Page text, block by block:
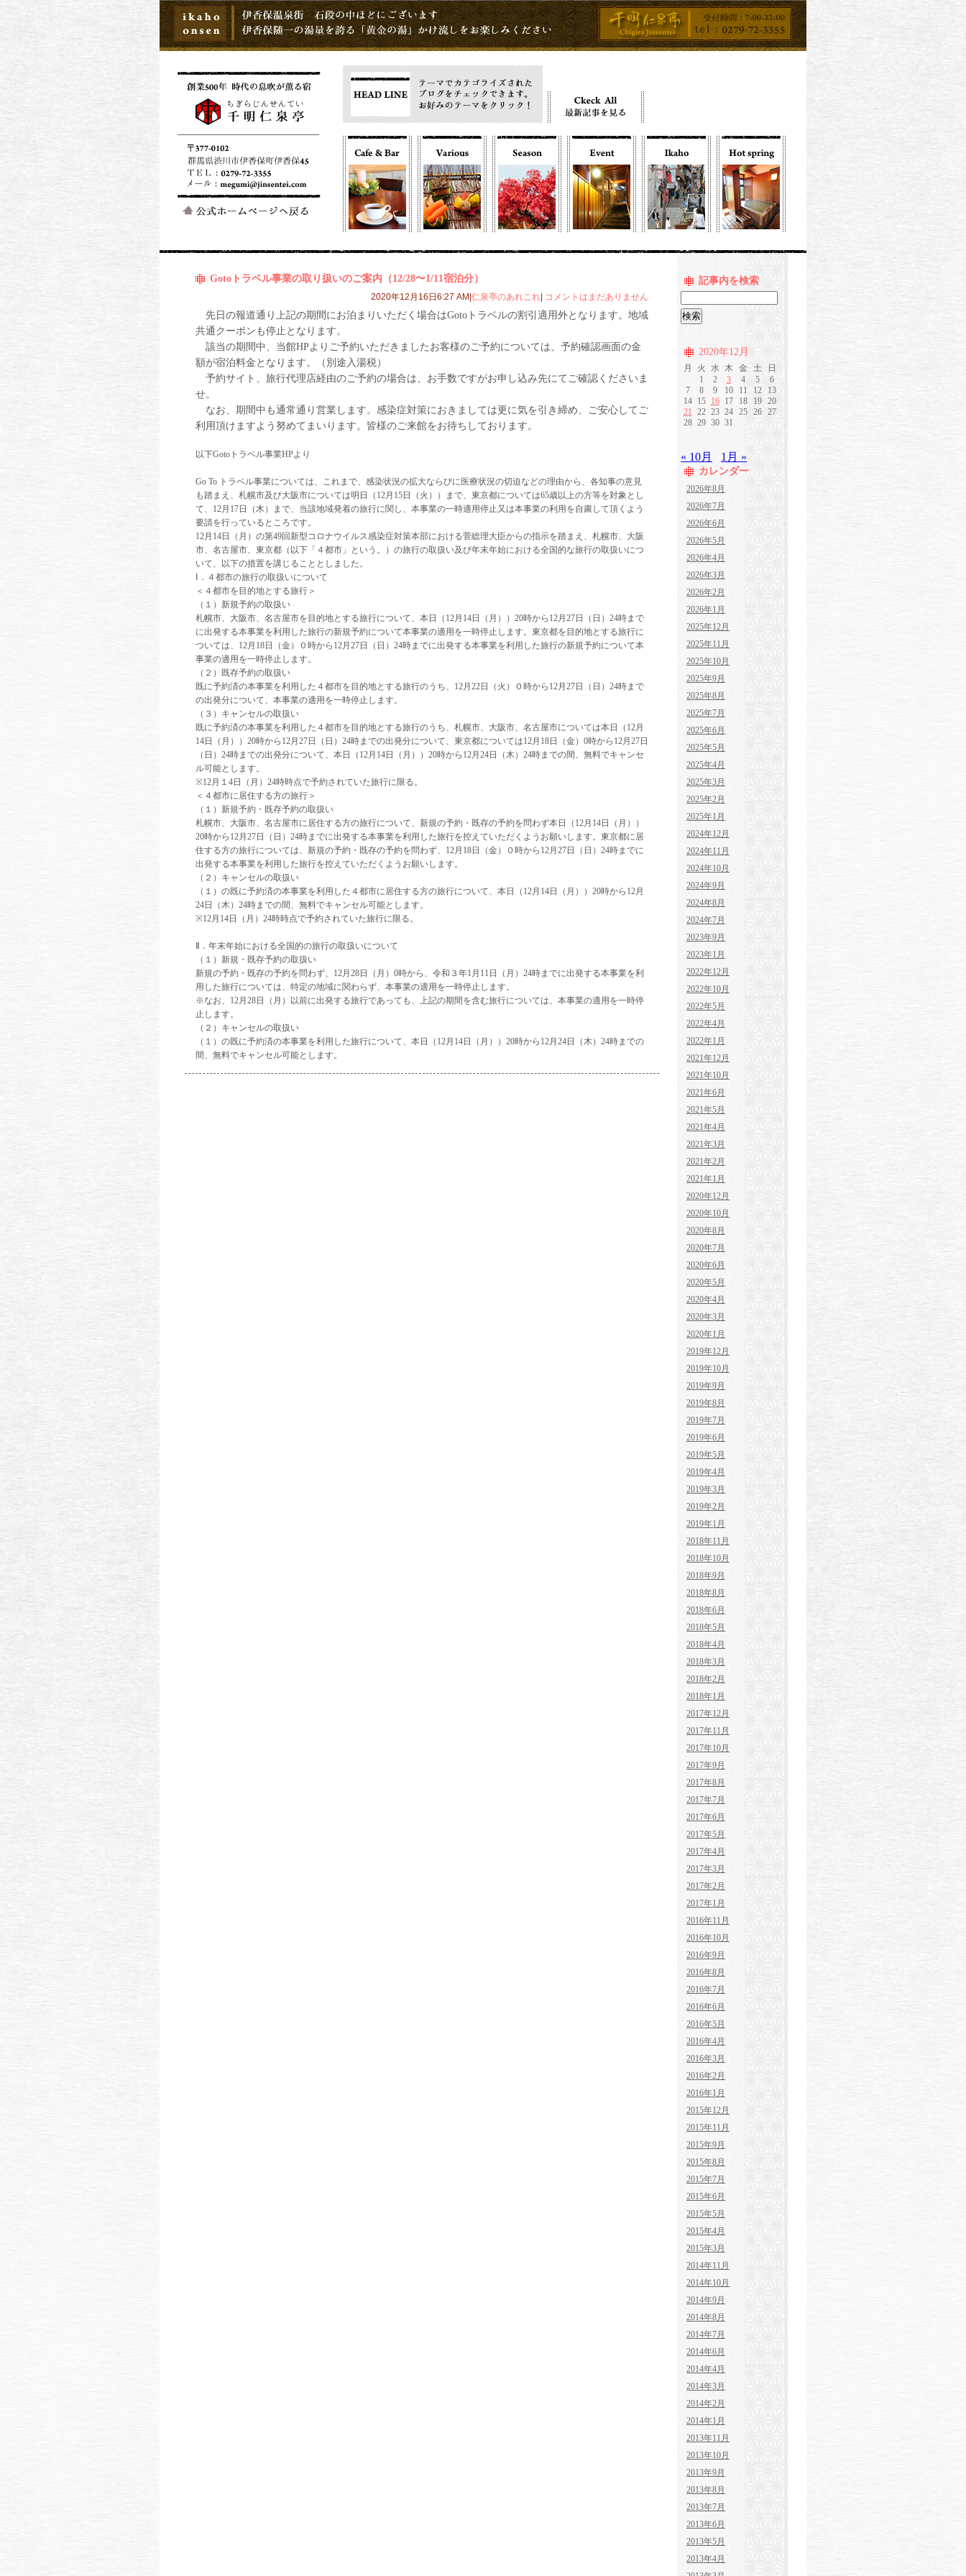
Gotoトラベル事業の取り扱いのご案内（12/28〜1/11宿泊分）
2020年12月16日6:27 AM| 仁泉亭のあれこれ コメントはまだありません
先日の報道通り上記の期間にお泊まりいただく場合はGotoトラベルの割引適用外となります。地域
共通クーポンも停止となります。
該当の期間中、当館HPよりご予約いただきましたお客様のご予約については、予約確認画面の金
額が宿泊料金となります。（別途入湯税）
予約サイト、旅行代理店経由のご予約の場合は、お手数ですがお申し込み先にてご確認くださいま
せ。
なお、期間中も通常通り営業します。感染症対策におきましては更に気を引き締め、ご安心してご
利用頂けますよう努めてまいります。皆様のご来館をお待ちしております。
以下Gotoトラベル事業HPより
Go To トラベル事業については、これまで、感染状況の拡大ならびに医療状況の切迫などの理由から、各知事の意見
も踏まえ、札幌市及び大阪市については明日（12月15日（火））まで、東京都については65歳以上の方等を対象とし
て、12月17日（木）まで、当該地域発着の旅行に関し、本事業の一時適用停止又は本事業の利用を自粛して頂くよう
要請を行っているところです。
12月14日（月）の第49回新型コロナウイルス感染症対策本部における菅総理大臣からの指示を踏まえ、札幌市、大阪
市、名古屋市、東京都（以下「４都市」という。）の旅行の取扱い及び年末年始における全国的な旅行の取扱いにつ
いて、以下の措置を講じることとしました。
Ⅰ．４都市の旅行の取扱いについて
＜４都市を目的地とする旅行＞
（１）新規予約の取扱い
札幌市、大阪市、名古屋市を目的地とする旅行について、本日（12月14日（月））20時から12月27日（日）24時まで
に出発する本事業を利用した旅行の新規予約について本事業の適用を一時停止します。東京都を目的地とする旅行に
ついては、12月18日（金）０時から12月27日（日）24時までに出発する本事業を利用した旅行の新規予約について本
事業の適用を一時停止します。
（２）既存予約の取扱い
既に予約済の本事業を利用した４都市を目的地とする旅行のうち、12月22日（火）０時から12月27日（日）24時まで
の出発分について、本事業の適用を一時停止します。
（３）キャンセルの取扱い
既に予約済の本事業を利用した４都市を目的地とする旅行のうち、札幌市、大阪市、名古屋市については本日（12月
14日（月））20時から12月27日（日）24時までの出発分について、東京都については12月18日（金）0時から12月27日
（日）24時までの出発分について、本日（12月14日（月））20時から12月24日（木）24時までの間、無料でキャンセ
ル可能とします。
※12月１4日（月）24時時点で予約されていた旅行に限る。
＜４都市に居住する方の旅行＞
（１）新規予約・既存予約の取扱い
札幌市、大阪市、名古屋市に居住する方の旅行について、新規の予約・既存の予約を問わず本日（12月14日（月））
20時から12月27日（日）24時までに出発する本事業を利用した旅行を控えていただくようお願いします。東京都に居
住する方の旅行については、新規の予約・既存の予約を問わず、12月18日（金）０時から12月27日（日）24時までに
出発する本事業を利用した旅行を控えていただくようお願いします。
（２）キャンセルの取扱い
（１）の既に予約済の本事業を利用した４都市に居住する方の旅行について、本日（12月14日（月））20時から12月
24日（木）24時までの間、無料でキャンセル可能とします。
※12月14日（月）24時時点で予約されていた旅行に限る。
Ⅱ．年末年始における全国的の旅行の取扱いについて
（１）新規・既存予約の取扱い
新規の予約・既存の予約を問わず、12月28日（月）0時から、令和３年1月11日（月）24時までに出発する本事業を利
用した旅行については、特定の地域に関わらず、本事業の適用を一時停止します。
※なお、12月28日（月）以前に出発する旅行であっても、上記の期間を含む旅行については、本事業の適用を一時停
止します。
（２）キャンセルの取扱い
（１）の既に予約済の本事業を利用した旅行について、本日（12月14日（月））20時から12月24日（木）24時までの
間、無料でキャンセル可能とします。
記事内を検索
2020年12月
月 火 水 木 金 土
日
1
2 3 4 5
6
7
8 9 10 11 12
13
14
15 16 17 18 19 20
21 22 23 24 25 26 27
28 29 30 31
« 10月 1月 »
カレンダー
2026年8月
2026年7月
2026年6月
2026年5月
2026年4月
2026年3月
2026年2月
2026年1月
2025年12月
2025年11月
2025年10月
2025年9月
2025年8月
2025年7月
2025年6月
2025年5月
2025年4月
2025年3月
2025年2月
2025年1月
2024年12月
2024年11月
2024年10月
2024年9月
2024年8月
2024年7月
2023年9月
2023年1月
2022年12月
2022年10月
2022年5月
2022年4月
2022年1月
2021年12月
2021年10月
2021年6月
2021年5月
2021年4月
2021年3月
2021年2月
2021年1月
2020年12月
2020年10月
2020年8月
2020年7月
2020年6月
2020年5月
2020年4月
2020年3月
2020年1月
2019年12月
2019年10月
2019年9月
2019年8月
2019年7月
2019年6月
2019年5月
2019年4月
2019年3月
2019年2月
2019年1月
2018年11月
2018年10月
2018年9月
2018年8月
2018年6月
2018年5月
2018年4月
2018年3月
2018年2月
2018年1月
2017年12月
2017年11月
2017年10月
2017年9月
2017年8月
2017年7月
2017年6月
2017年5月
2017年4月
2017年3月
2017年2月
2017年1月
2016年11月
2016年10月
2016年9月
2016年8月
2016年7月
2016年6月
2016年5月
2016年4月
2016年3月
2016年2月
2016年1月
2015年12月
2015年11月
2015年9月
2015年8月
2015年7月
2015年6月
2015年5月
2015年4月
2015年3月
2014年11月
2014年10月
2014年9月
2014年8月
2014年7月
2014年6月
2014年4月
2014年3月
2014年2月
2014年1月
2013年11月
2013年10月
2013年9月
2013年8月
2013年7月
2013年6月
2013年5月
2013年4月